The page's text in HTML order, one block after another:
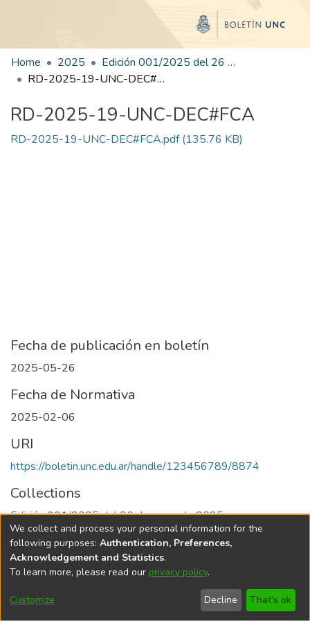
Home 2025
Edición 001/2025 del 26 de mayo de 2025
RD-2025-19-UNC-DEC#FCA
RD-2025-19-UNC-DEC#FCA
RD-2025-19-UNC-DEC#FCA.pdf(135.76 KB)
Fecha de publicación en boletín
2025-05-26
Fecha de Normativa
2025-02-06
URI
https://boletin.unc.edu.ar/handle/123456789/8874
Collections
Edición 001/2025 del 26 de mayo de 2025
Universidad Nacional de Córdoba
We collect and process your personal information for the
following purposes: Authentication, Preferences,
Acknowledgement and Statistics.
To learn more, please read our privacy policy.
Customize Decline That's ok